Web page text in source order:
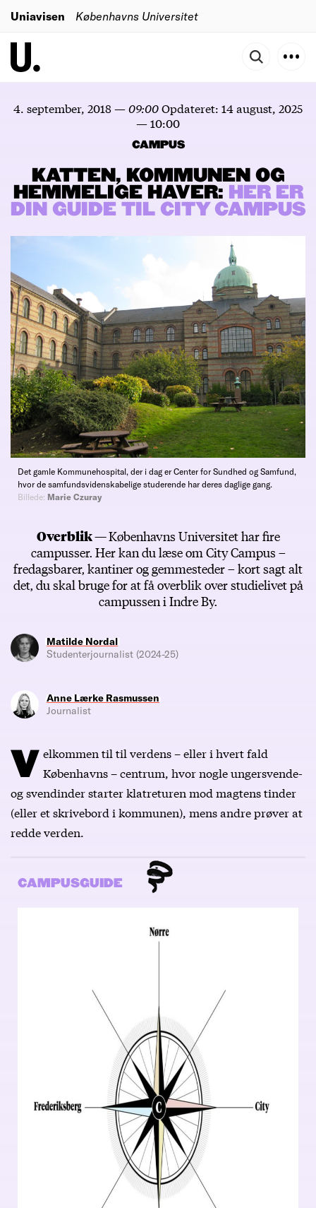
Uniavisen Københavns Universitet
4. september, 2018—09:00Opdateret: 14 august, 2025
—10:00
CAMPUS
KATTEN, KOMMUNEN OG
HEMMELIGE HAVER: HER ER
DIN GUIDE TIL CITY CAMPUS
Det gamle Kommunehospital, der i dag er Center for Sundhed og Samfund,
hvor de samfundsvidenskabelige studerende har deres daglige gang.
Billede: Marie Czuray
Overblik —Københavns Universitet har fire
campusser. Her kan du læse om City Campus –
fredagsbarer, kantiner og gemmesteder – kort sagt alt
det, du skal bruge for at få overblik over studielivet på
campussen i Indre By.
Matilde Nordal
Studenterjournalist (2024-25)
Anne Lærke Rasmussen
Journalist
V elkommen til til verdens – eller i hvert fald
Københavns – centrum, hvor nogle ungersvende-
og svendinder starter klatreturen mod magtens tinder
(eller et skrivebord i kommunen), mens andre prøver at
redde verden.
CAMPUSGUIDE